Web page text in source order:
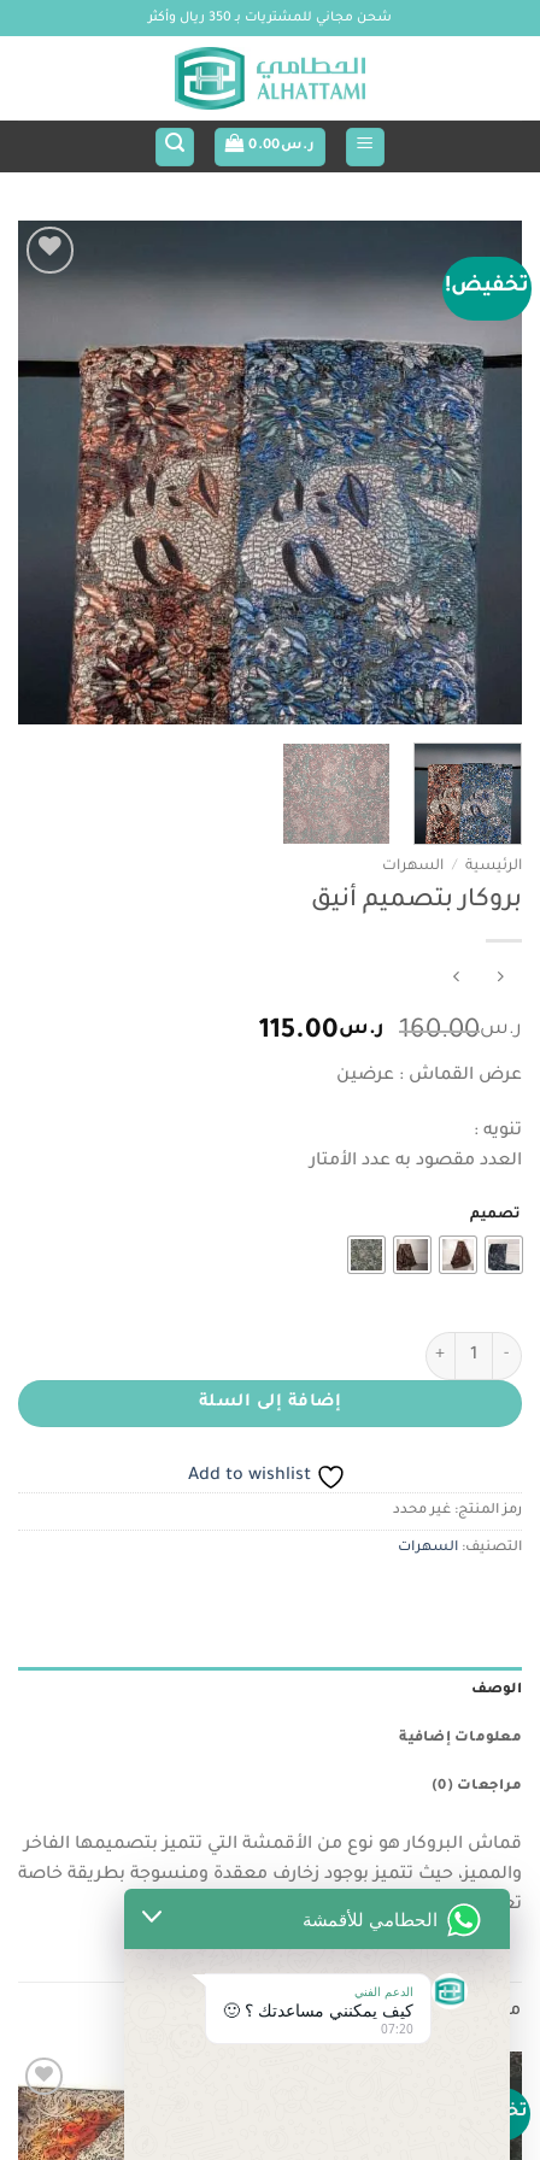
شحن مجاني للمشتريات بـ 350 ريال وأكثر
ر.س0.00
تخفيض!
الرئيسية / السهرات
بروكار بتصميم أنيق
ر.س160.00 السعر
الأصلي
هو:
ر.س115.00السعر
عرض القماش : عرضين
تنويه :
العدد مقصود به عدد الأمتار
تصميم
كمية بروكار بتصميم أنيق
إضافة إلى السلة
Add to wishlist
رمز المنتج: غير محدد
التصنيف: السهرات
الوصف
معلومات إضافية
مراجعات (0)
قماش البروكار هو نوع من الأقمشة التي تتميز بتصميمها الفاخر
والمميز، حيث تتميز بوجود زخارف معقدة ومنسوجة بطريقة خاصة
تعطيها مظهراً مميزاً.
منتجات ذات صلة
تخفيض!
Add to
wishlist
الحطامي للأقمشة
الدعم الفني
كيف يمكنني مساعدتك ؟ 🙂
07:20